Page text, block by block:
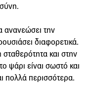
την
διαφορετικά.
και στην
ψάρι είναι σωστό και
πολλά περισσότερα.